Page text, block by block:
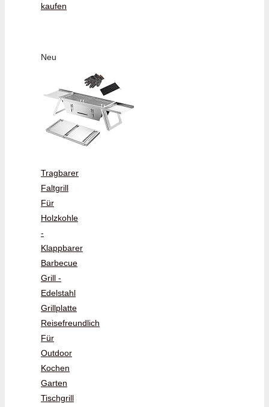
kaufen
Neu
Tragbarer
Faltgrill
Für
Holzkohle
-
Klappbarer
Barbecue
Grill -
Edelstahl
Grillplatte
Reisefreundlich
Für
Outdoor
Kochen
Garten
Tischgrill